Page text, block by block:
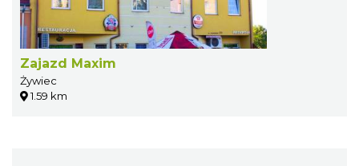
Zajazd Maxim
Żywiec
1.59 km